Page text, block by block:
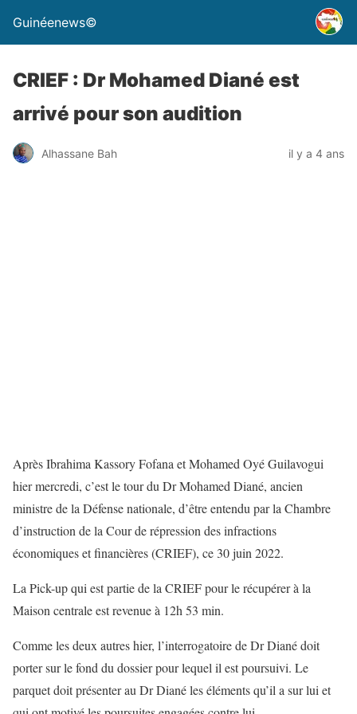
Guinéenews©
CRIEF : Dr Mohamed Diané est
arrivé pour son audition
Alhassane Bah il y a 4 ans
Après Ibrahima Kassory Fofana et Mohamed Oyé Guilavogui
hier mercredi, c’est le tour du Dr Mohamed Diané, ancien
ministre de la Défense nationale, d’être entendu par la Chambre
d’instruction de la Cour de répression des infractions
économiques et financières (CRIEF), ce 30 juin 2022.
La Pick-up qui est partie de la CRIEF pour le récupérer à la
Maison centrale est revenue à 12h 53 min.
Comme les deux autres hier, l’interrogatoire de Dr Diané doit
porter sur le fond du dossier pour lequel il est poursuivi. Le
parquet doit présenter au Dr Diané les éléments qu’il a sur lui et